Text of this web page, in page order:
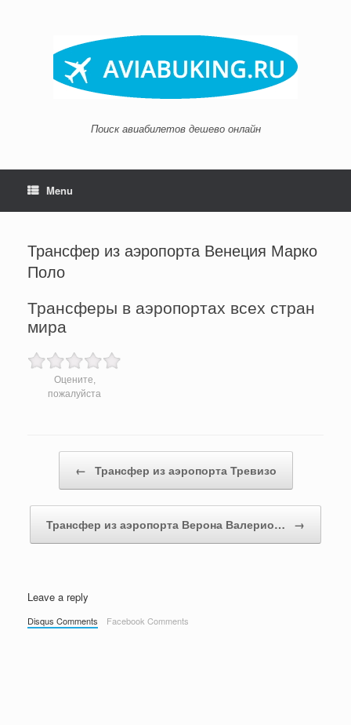
Поиск авиабилетов дешево онлайн
Menu
Трансфер из аэропорта Венеция Марко
Поло
Трансферы в аэропортах всех стран
мира
Оцените,
пожалуйста
Post navigation
← Трансфер из аэропорта Тревизо
Трансфер из аэропорта Верона Валерио… →
Leave a reply
Disqus Comments Facebook Comments